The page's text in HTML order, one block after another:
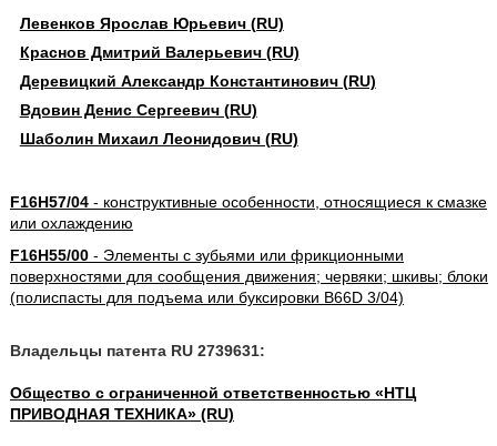
Левенков Ярослав Юрьевич (RU)
Краснов Дмитрий Валерьевич (RU)
Деревицкий Александр Константинович (RU)
Вдовин Денис Сергеевич (RU)
Шаболин Михаил Леонидович (RU)
F16H57/04- конструктивные особенности, относящиеся к смазке
или охлаждению
F16H55/00- Элементы с зубьями или фрикционными
поверхностями для сообщения движения; червяки; шкивы; блоки
(полиспасты для подъема или буксировки B66D 3/04)
Владельцы патента RU 2739631:
Общество с ограниченной ответственностью «НТЦ
ПРИВОДНАЯ ТЕХНИКА» (RU)